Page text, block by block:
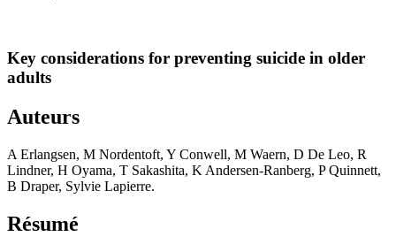
Key considerations for preventing suicide in older
adults
Auteurs
A Erlangsen, M Nordentoft, Y Conwell, M Waern, D De Leo, R
Lindner, H Oyama, T Sakashita, K Andersen-Ranberg, P Quinnett,
B Draper, Sylvie Lapierre.
Résumé